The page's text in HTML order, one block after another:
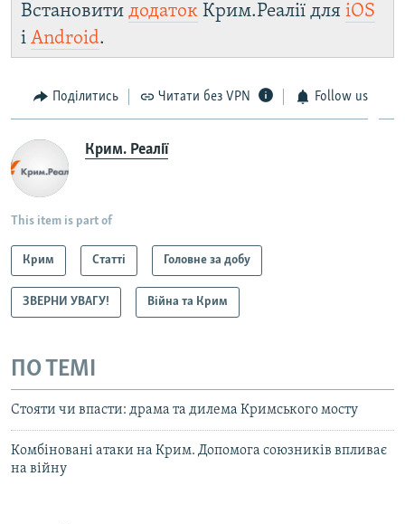
Встановити додаток Крим.Реалії для iOS
і Android.
Поділитись Читати без VPN Follow us
Крим. Реалії
This item is part of
Крим Статті Головне за добу
ЗВЕРНИ УВАГУ! Війна та Крим
ПО ТЕМІ
Стояти чи впасти: драма та дилема Кримського мосту
Комбіновані атаки на Крим. Допомога союзників впливає
на війну